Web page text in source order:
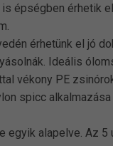
épségben érhetik
érhetünk el jó
Ideális
vékony PE
spicc
alapelve. Az